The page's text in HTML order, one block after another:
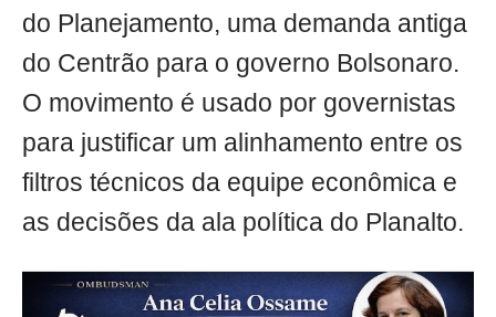
do Planejamento, uma demanda antiga
do Centrão para o governo Bolsonaro.
O movimento é usado por governistas
para justificar um alinhamento entre os
filtros técnicos da equipe econômica e
as decisões da ala política do Planalto.